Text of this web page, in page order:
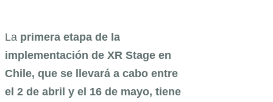
La primera etapa de la
implementación de XR Stage en
Chile, que se llevará a cabo entre
el 2 de abril y el 16 de mayo, tiene